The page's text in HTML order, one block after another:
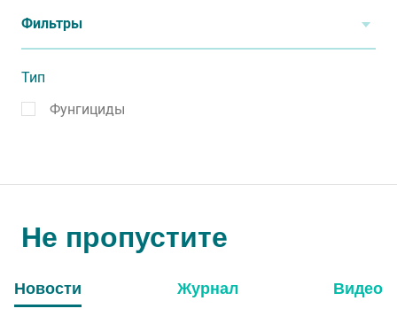
Фильтры
Тип
Фунгициды
Не пропустите
Новости Журнал Видео